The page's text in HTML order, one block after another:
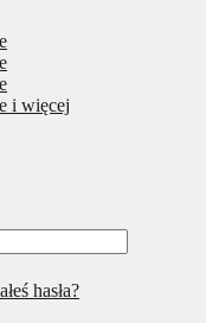
i więcej
hasła?